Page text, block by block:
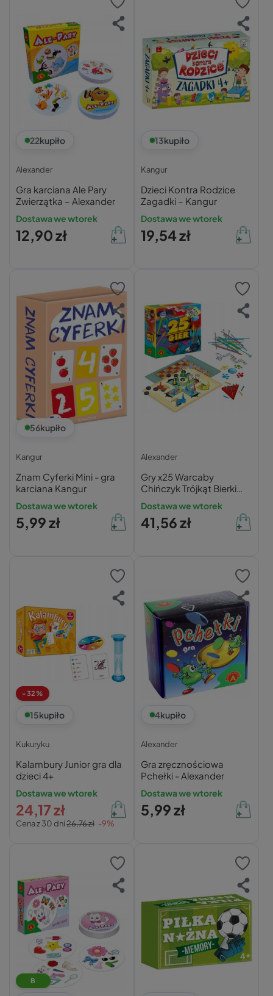
22kupiło
Alexander
Gra karciana Ale Pary
Zwierzątka – Alexander
Dostawa we wtorek
12,90 zł
13kupiło
Kangur
Dzieci Kontra Rodzice
Zagadki – Kangur
Dostawa we wtorek
19,54 zł
56kupiło
Kangur
Znam Cyferki Mini - gra
karciana Kangur
Dostawa we wtorek
5,99 zł
Alexander
Gry x25 Warcaby
Chińczyk Trójkąt Bierki
Pchełki 5+ Alexander
0157
Dostawa we wtorek
41,56 zł
-32%
15kupiło
Kukuryku
Kalambury Junior gra dla
dzieci 4+
Dostawa we wtorek
Cena z 30 dni26,76 zł -9%
24,17 zł
4kupiło
Alexander
Gra zręcznościowa
Pchełki - Alexander
Dostawa we wtorek
5,99 zł
B